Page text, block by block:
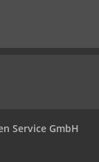
Service GmbH